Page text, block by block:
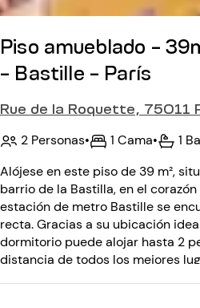
Piso amueblado -
- Bastille - París
Rue de la Roquette, 75011
2 Personas• 1 Cama• 1
Alójese en este piso de 39 m²,
barrio de la Bastilla, en el corazón
estación de metro Bastille se
recta. Gracias a su ubicación
dormitorio puede alojar hasta 2
distancia de todos los mejores